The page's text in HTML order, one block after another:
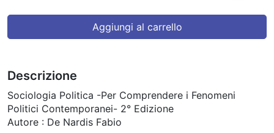
Aggiungi al carrello
Descrizione
Sociologia Politica -Per Comprendere i Fenomeni
Politici Contemporanei- 2° Edizione
Autore : De Nardis Fabio